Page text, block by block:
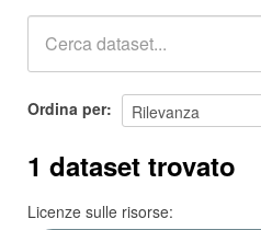
Ordina per
1 dataset trovato
Licenze sulle risorse: